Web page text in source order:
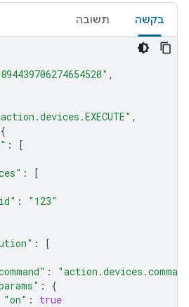
בקשה תשובה
,
,
{
:
[
:
[
:
"123"
:
[
:
:
{
"on" :
true